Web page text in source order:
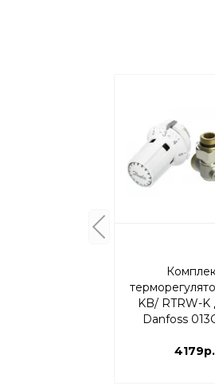
KB/ RTRW-K
Danfoss
4179р.